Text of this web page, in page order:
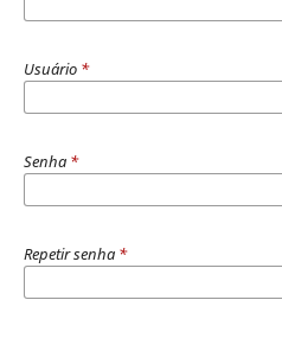
Usuário *
Senha *
Repetir senha *